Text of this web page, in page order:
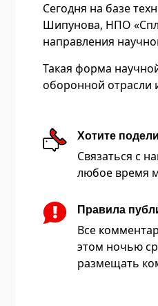
Сегодня на базе
Шипунова, НПО
направления
Такая форма
оборонной отрасли
Хотите
Связаться с
любое время
Правила
Все
этом ночью
размещать